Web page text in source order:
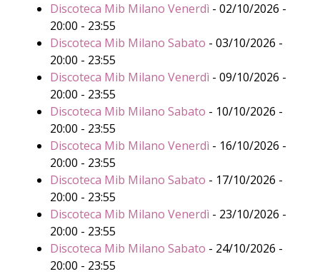
Discoteca Mib Milano Venerdì - 02/10/2026 -
20:00 - 23:55
Discoteca Mib Milano Sabato - 03/10/2026 -
20:00 - 23:55
Discoteca Mib Milano Venerdì - 09/10/2026 -
20:00 - 23:55
Discoteca Mib Milano Sabato - 10/10/2026 -
20:00 - 23:55
Discoteca Mib Milano Venerdì - 16/10/2026 -
20:00 - 23:55
Discoteca Mib Milano Sabato - 17/10/2026 -
20:00 - 23:55
Discoteca Mib Milano Venerdì - 23/10/2026 -
20:00 - 23:55
Discoteca Mib Milano Sabato - 24/10/2026 -
20:00 - 23:55